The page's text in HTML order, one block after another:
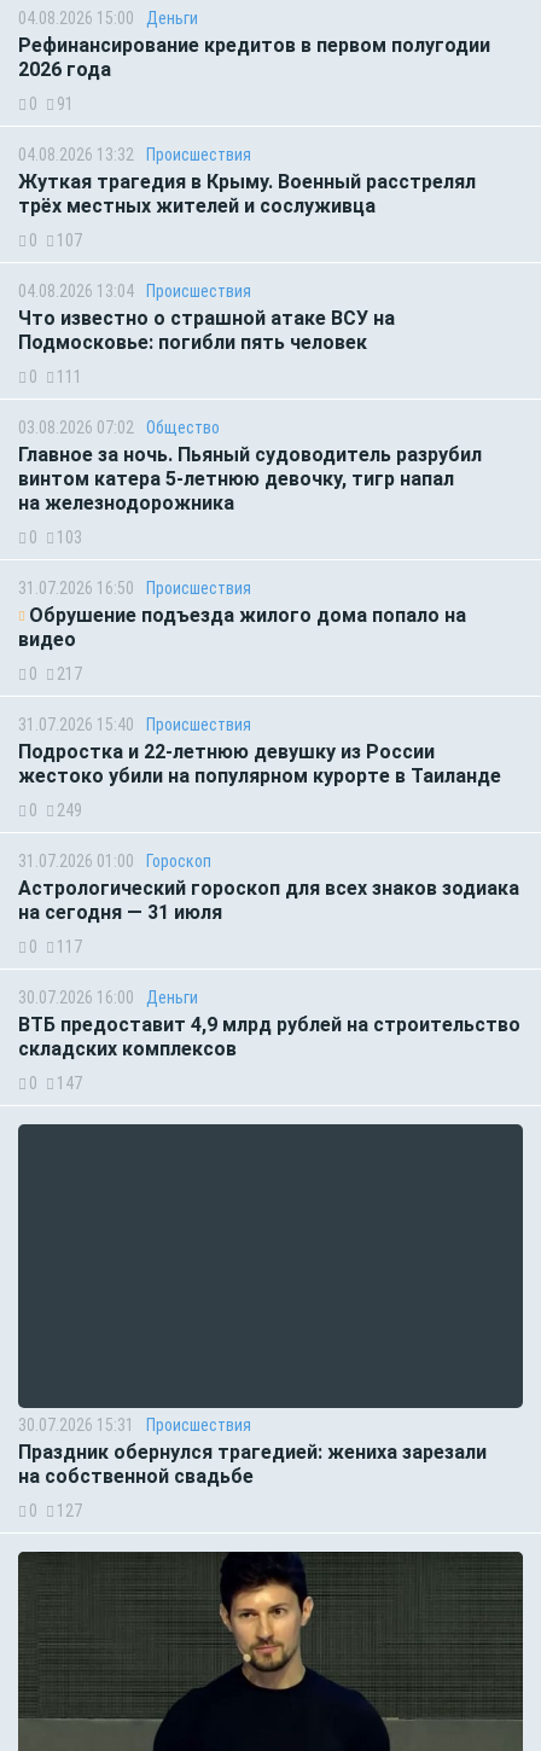
04.08.2026 15:00 Деньги
Рефинансирование кредитов в первом полугодии
2026 года
0 91
04.08.2026 13:32 Происшествия
Жуткая трагедия в Крыму. Военный расстрелял
трёх местных жителей и сослуживца
0 107
04.08.2026 13:04 Происшествия
Что известно о страшной атаке ВСУ на
Подмосковье: погибли пять человек
0 111
03.08.2026 07:02 Общество
Главное за ночь. Пьяный судоводитель разрубил
винтом катера 5-летнюю девочку, тигр напал
на железнодорожника
0 103
31.07.2026 16:50 Происшествия
Обрушение подъезда жилого дома попало на
видео
0 217
31.07.2026 15:40 Происшествия
Подростка и 22-летнюю девушку из России
жестоко убили на популярном курорте в Таиланде
0 249
31.07.2026 01:00 Гороскоп
Астрологический гороскоп для всех знаков зодиака
на сегодня — 31 июля
0 117
30.07.2026 16:00 Деньги
ВТБ предоставит 4,9 млрд рублей на строительство
складских комплексов
0 147
30.07.2026 15:31 Происшествия
Праздник обернулся трагедией: жениха зарезали
на собственной свадьбе
0 127